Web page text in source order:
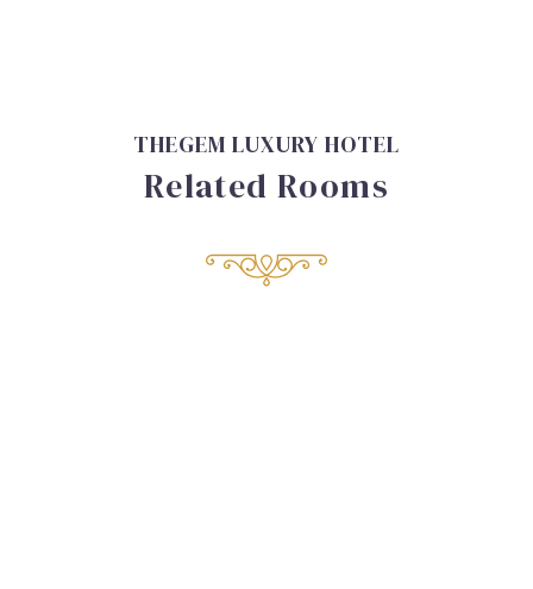
THEGEM LUXURY HOTEL
Related Rooms